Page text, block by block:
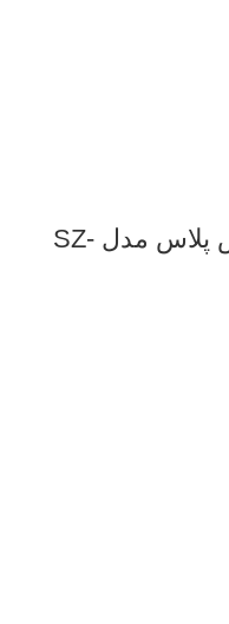
اکسیژن ساز 10 لیتری چویس پلاس مدل SZ-